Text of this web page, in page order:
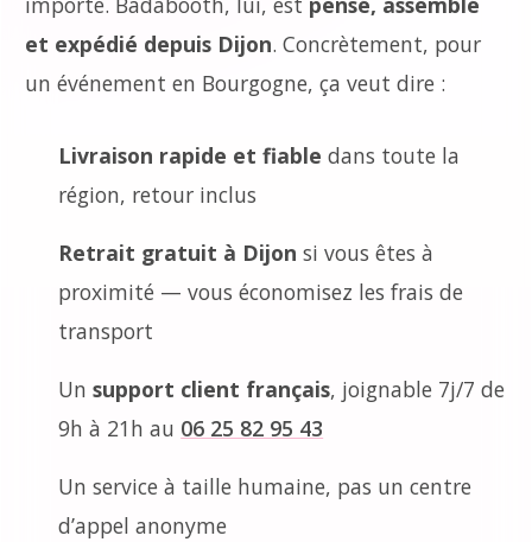
et expédié depuis Dijon. Concrètement, pour
un événement en Bourgogne, ça veut dire :
Livraison rapide et fiable dans toute la
région, retour inclus
Retrait gratuit à Dijon si vous êtes à
proximité — vous économisez les frais de
transport
Unsupport client français, joignable 7j/7 de
9h à 21h au 06 25 82 95 43
Un service à taille humaine, pas un centre
d’appel anonyme